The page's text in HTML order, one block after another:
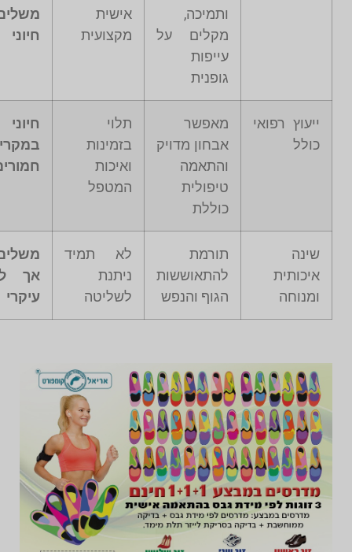
ותמיכה,
מקלים על
עייפות
גופנית
אישית
מקצועית
חיוני
ייעוץ רפואי
כולל
מאפשר
אבחון מדויק
והתאמה
טיפולית
כוללת
תלוי
בזמינות
ואיכות
המטפל
חיוני
שינה
איכותית
ומנוחה
תורמת
להתאוששות
הגוף והנפש
לא תמיד
ניתנת
לשליטה
אך
עיקרי